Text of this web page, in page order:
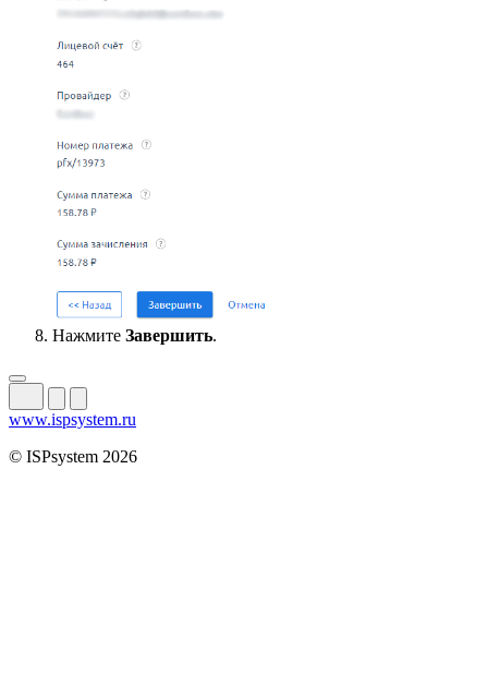
Нажмите Завершить.
www.ispsystem.ru
© ISPsystem 2026